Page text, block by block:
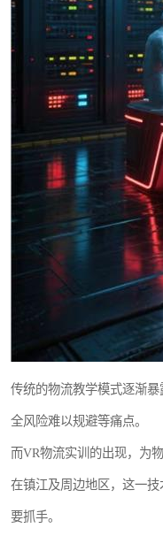
传统的物流教学模式逐渐
全风险难以规避等痛点。
而VR物流实训的出现，为
在镇江及周边地区，这一
要抓手。